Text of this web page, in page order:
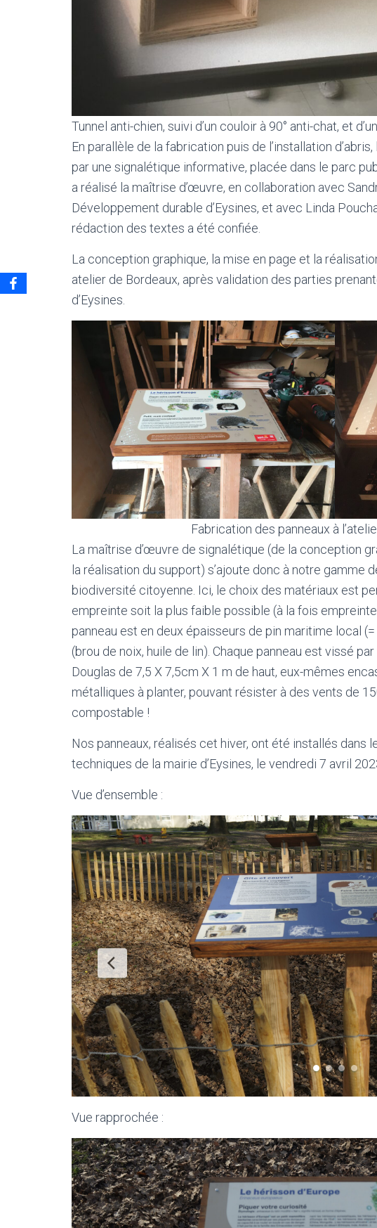
Tunnel anti-chien, suivi d’un couloir à 90° anti-chat, et
En parallèle de la fabrication puis de l’installation d’abris,
par une signalétique informative, placée dans le parc
a réalisé la maîtrise d’œuvre, en collaboration avec
Développement durable d’Eysines, et avec Linda
rédaction des textes a été confiée.
La conception graphique, la mise en page et la
atelier de Bordeaux, après validation des parties
d’Eysines.
Fabrication des panneaux à
La maîtrise d’œuvre de signalétique (de la conception
la réalisation du support) s’ajoute donc à notre gamme
biodiversité citoyenne. Ici, le choix des matériaux est
empreinte soit la plus faible possible (à la fois
panneau est en deux épaisseurs de pin maritime local
(brou de noix, huile de lin). Chaque panneau est vissé
Douglas de 7,5 X 7,5cm X 1 m de haut, eux-mêmes
métalliques à planter, pouvant résister à des vents de
compostable !
Nos panneaux, réalisés cet hiver, ont été installés dans
techniques de la mairie d’Eysines, le vendredi 7 avril
Vue d’ensemble :
Vue rapprochée :